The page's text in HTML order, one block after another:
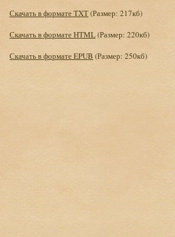
Скачать в формате TXT(Размер: 217кб)
Скачать в формате HTML(Размер: 220кб)
Скачать в формате EPUB (Размер: 250кб)